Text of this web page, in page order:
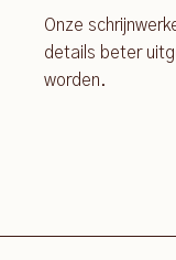
Onze
details beter
worden.